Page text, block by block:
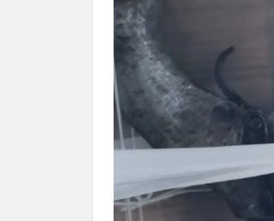
77वें राज्यव्यापी वन महोत्सव में मुख्यमंत्री
मुख्यमंत्री हेमन्त सोरेन को ब्रह्माकुमारी
JPSC आंदोलन: सरकार-छात्र वार्ता
खराब साइकिलों पर बवाल:
जेपीएससी-जेएसएससी(JPSC) परीक्षा